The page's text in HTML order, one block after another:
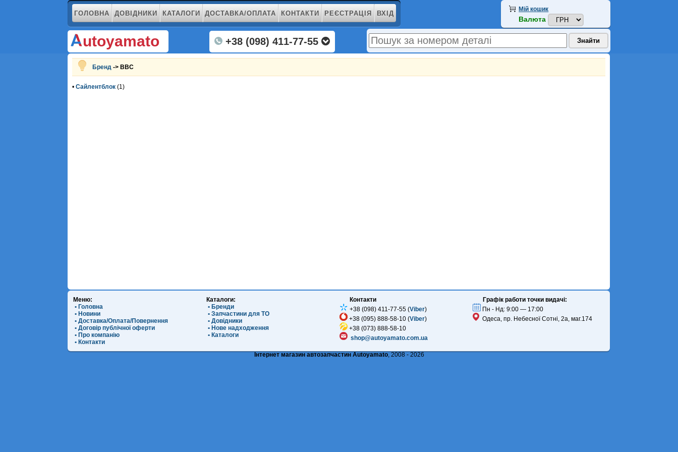
ГОЛОВНА ДОВІДНИКИ КАТАЛОГИ ДОСТАВКА/ОПЛАТА КОНТАКТИ РЕЄСТРАЦІЯ ВХІД
utoyamato +38 (098) 411-77-55
Мій кошик
Валюта
Бренд -> BBC
•Сайлентблок (1)
Меню:
• Головна
• Новини
• Доставка/Оплата/Повернення
• Договір публічної оферти
• Про компанію
• Контакти
Каталоги:
• Бренди
• Запчастини для ТО
• Довідники
• Нове надходження
• Каталоги
Контакти
+38 (098) 411-77-55 (Viber)
+38 (095) 888-58-10 (Viber)
+38 (073) 888-58-10
shop@autoyamato.com.ua
Графік работи точки видачі:
Пн - Нд: 9:00 — 17:00
Одеса, пр. Небесної Сотні, 2а, маг.174
Інтернет магазин автозапчастин Autoyamato, 2008 - 2026